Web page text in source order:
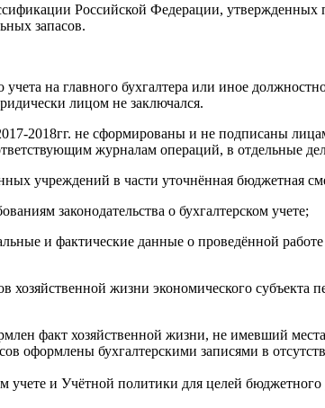
Российской Федерации,
запасов.
на главного бухгалтера или иное
лицом не заключался.
2018гг. не сформированы и не подписаны
журналам операций, в отдельные
учреждений в части уточнённая бюджетная
законодательства о бухгалтерском учете;
и фактические данные о проведённой
жизни экономического
факт хозяйственной жизни, не имевший места
оформлены бухгалтерскими записями в
учете и Учётной политики для целей